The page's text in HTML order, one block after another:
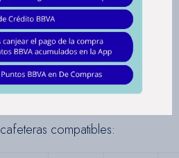
limpieza).
garantizar la longevidad de su máquina.
de cloro y cal para conseguir un agua
un café con mejor sabor.
compatibles: